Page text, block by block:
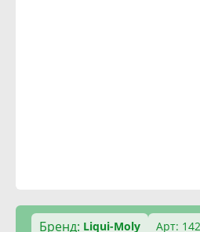
Бренд: Liqui-Moly Арт: